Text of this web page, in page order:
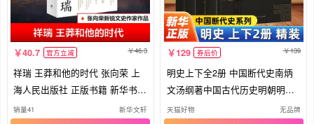
40.7 官方立减 46.3
祥瑞 王莽和他的时代 张向荣 上
海人民出版社 正版书籍 新华书店
旗舰店文轩官网
销量41 新华文轩
129 券后价 139
明史上下全2册 中国断代史南炳
文汤纲著中国古代历史明朝明代
政治经济军事历史读物作者另著
天猫好物 无品牌